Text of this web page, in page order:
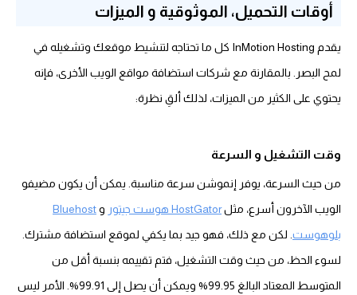
أوقات التحميل، الموثوقية و الميزات
يقدم InMotion Hosting كل ما تحتاجه لتنشيط موقعك وتشغيله في
لمح البصر. بالمقارنة مع شركات استضافة مواقع الويب الأخرى، فإنه
يحتوي على الكثير من الميزات، لذلك ألقِ نظرة:
وقت التشغيل و السرعة
من حيث السرعة، يوفر إنموشن سرعة مناسبة. يمكن أن يكون مضيفو
الويب الآخرون أسرع، مثلHostGator هوست جيتور وBluehost
بلوهوست . لكن مع ذلك، فهو جيد بما يكفي لموقع استضافة مشترك.
لسوء الحظ، من حيث وقت التشغيل، فتم تقييمه بنسبة أقل من
المتوسط ​​المعتاد البالغ 99.95% ويمكن أن يصل إلى 99.91%. الأمر ليس